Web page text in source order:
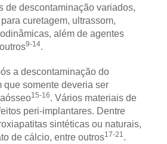
de descontaminação variados,
curetagem, ultrassom,
além de agentes
9-14.
a descontaminação do
que somente deveria ser
15-16. Vários materiais de
peri-implantares. Dentre
sintéticas ou naturais,
de cálcio, entre outros17-21.